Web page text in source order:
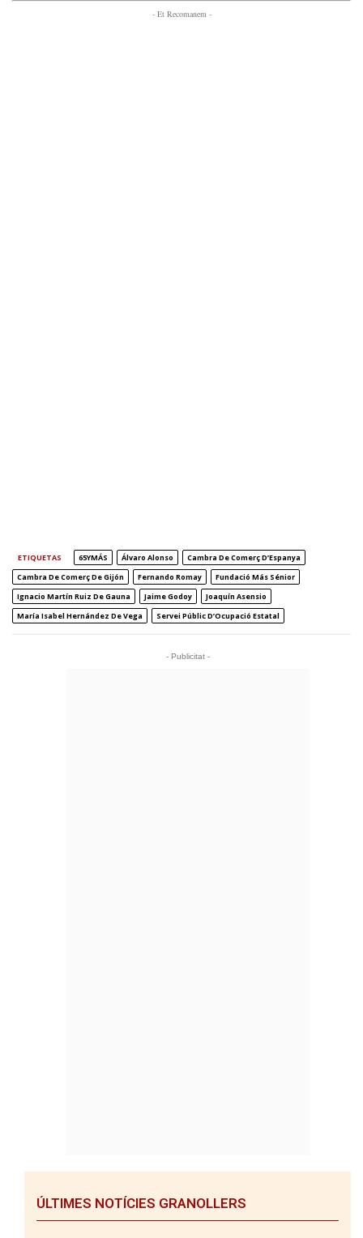
- Et Recomanem -
ETIQUETAS 65YMÁS Álvaro Alonso
Cambra De Comerç D’Espanya
Cambra De Comerç De Gijón
Fernando Romay
Fundació Más Sénior
Ignacio Martín Ruiz De Gauna
Jaime Godoy
Joaquín Asensio
María Isabel Hernández De Vega
Servei Públic D’Ocupació Estatal
- Publicitat -
ÚLTIMES NOTÍCIES GRANOLLERS